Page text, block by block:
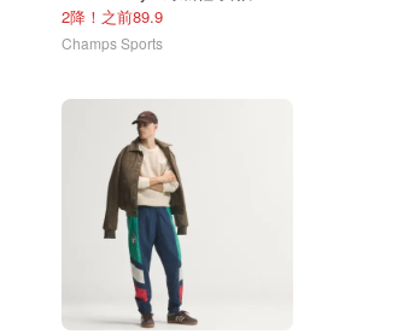
2降！之前89.9
Champs Sports